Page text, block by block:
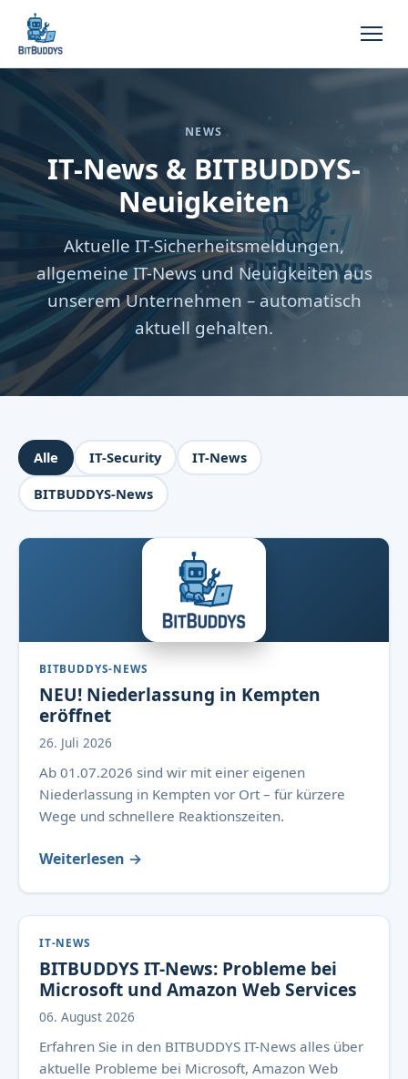
NEWS
IT-News & BITBUDDYS-
Neuigkeiten
Aktuelle IT-Sicherheitsmeldungen,
allgemeine IT-News und Neuigkeiten aus
unserem Unternehmen – automatisch
aktuell gehalten.
Alle IT-Security
IT-News
BITBUDDYS-News
BITBUDDYS-NEWS
NEU! Niederlassung in Kempten
eröffnet
26. Juli 2026
Ab 01.07.2026 sind wir mit einer eigenen
Niederlassung in Kempten vor Ort – für kürzere
Wege und schnellere Reaktionszeiten.
Weiterlesen →
IT-NEWS
BITBUDDYS IT-News: Probleme bei
Microsoft und Amazon Web Services
06. August 2026
Erfahren Sie in den BITBUDDYS IT-News alles über
aktuelle Probleme bei Microsoft, Amazon Web